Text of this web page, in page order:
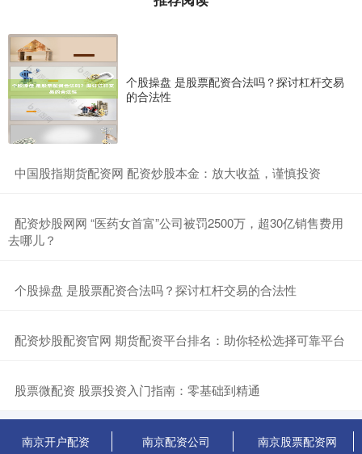
个股操盘 是股票配资合法吗？探讨杠杆交易
的合法性
​中国股指期货配资网 配资炒股本金：放大收益，谨慎投资
​配资炒股网网 “医药女首富”公司被罚2500万，超30亿销售费用
去哪儿？
​个股操盘 是股票配资合法吗？探讨杠杆交易的合法性
​配资炒股配资官网 期货配资平台排名：助你轻松选择可靠平台
​股票微配资 股票投资入门指南：零基础到精通
南京开户配资 南京配资公司 南京股票配资网